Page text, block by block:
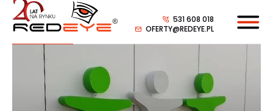
531 608 018
OFERTY@REDEYE.PL